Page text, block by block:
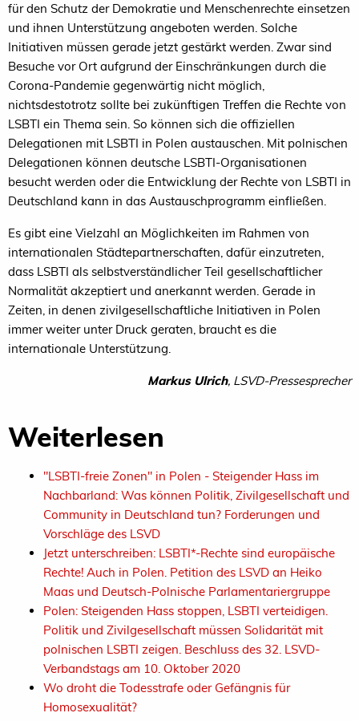
für den Schutz der Demokratie und Menschenrechte einsetzen
und ihnen Unterstützung angeboten werden. Solche
Initiativen müssen gerade jetzt gestärkt werden. Zwar sind
Besuche vor Ort aufgrund der Ein­schränkungen durch die
Corona-Pandemie gegenwärtig nicht möglich,
nichtsdestotrotz sollte bei zukünftigen Treffen die Rechte von
LSBTI ein Thema sein. So können sich die offiziellen
Delegationen mit LSBTI in Polen austauschen. Mit polnischen
Delegationen können deutsche LSBTI-Organisationen
besucht werden oder die Entwicklung der Rechte von LSBTI in
Deutschland kann in das Austauschprogramm einfließen.
Es gibt eine Vielzahl an Möglichkeiten im Rah­men von
internationalen Städtepartnerschaften, dafür einzutreten,
dass LSBTI als selbstverständlicher Teil gesellschaftlicher
Normalität akzeptiert und anerkannt werden. Gerade in
Zeiten, in denen zivilgesellschaftliche Initiativen in Polen
immer weiter unter Druck geraten, braucht es die
internationale Unterstützung.
Markus Ulrich, LSVD-Pressesprecher
Weiterlesen
"LSBTI-freie Zonen" in Polen - Steigender Hass im
Nachbarland: Was können Politik, Zivilgesellschaft und
Community in Deutschland tun? Forderungen und
Vorschläge des LSVD
Jetzt unterschreiben: LSBTI*-Rechte sind europäische
Rechte! Auch in Polen. Petition des LSVD an Heiko
Maas und Deutsch-Polnische Parlamentariergruppe
Polen: Steigenden Hass stoppen, LSBTI verteidigen.
Politik und Zivilgesellschaft müssen Solidarität mit
polnischen LSBTI zeigen. Beschluss des 32. LSVD-
Verbandstags am 10. Oktober 2020
Wo droht die Todesstrafe oder Gefängnis für
Homosexualität?